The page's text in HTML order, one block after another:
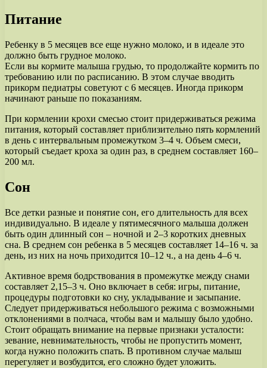
Питание
Ребенку в 5 месяцев все еще нужно молоко, и в идеале это
должно быть грудное молоко.
Если вы кормите малыша грудью, то продолжайте кормить по
требованию или по расписанию. В этом случае вводить
прикорм педиатры советуют с 6 месяцев. Иногда прикорм
начинают раньше по показаниям.
При кормлении крохи смесью стоит придерживаться режима
питания, который составляет приблизительно пять кормлений
в день с интервальным промежутком 3–4 ч. Объем смеси,
который съедает кроха за один раз, в среднем составляет 160–
200 мл.
Сон
Все детки разные и понятие сон, его длительность для всех
индивидуально. В идеале у пятимесячного малыша должен
быть один длинный сон – ночной и 2–3 коротких дневных
сна. В среднем сон ребенка в 5 месяцев составляет 14–16 ч. за
день, из них на ночь приходится 10–12 ч., а на день 4–6 ч.
Активное время бодрствования в промежутке между снами
составляет 2,15–3 ч. Оно включает в себя: игры, питание,
процедуры подготовки ко сну, укладывание и засыпание.
Следует придерживаться небольшого режима с возможными
отклонениями в полчаса, чтобы вам и малышу было удобно.
Стоит обращать внимание на первые признаки усталости:
зевание, невнимательность, чтобы не пропустить момент,
когда нужно положить спать. В противном случае малыш
перегуляет и возбудится, его сложно будет уложить.